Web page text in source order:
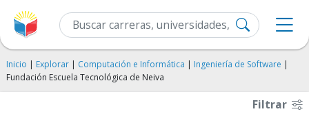
Inicio | Explorar | Computación e Informática | Ingeniería de Software |
Fundación Escuela Tecnológica de Neiva
Filtrar